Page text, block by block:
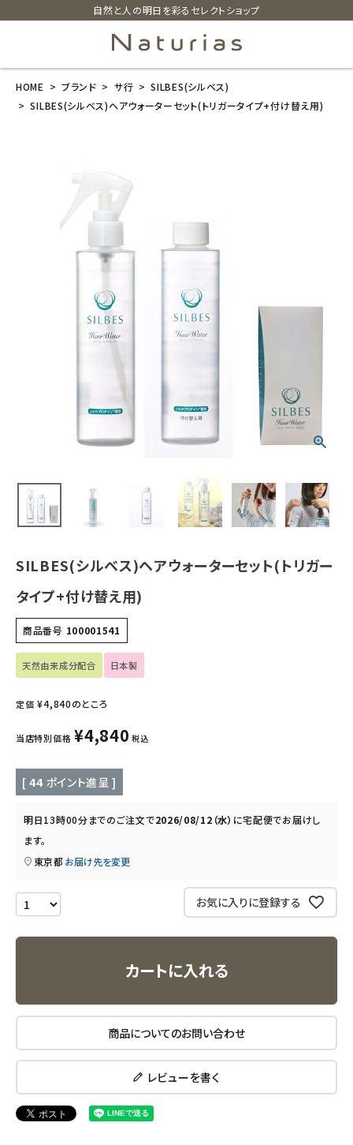
自然と人の明日を彩るセレクトショップ
search
SILBES(シルベ
美容・コスメ・香水
日用品雑貨
フェムケア
インナー・下着・ナイトウェア
フード・ドリンク
ブランド
オリジナルブランド
エコリュクス
アルマウィン
HOME ブランド サ行
SILBES(シルベス)
SILBES(シルベス)ヘアウォーターセット(トリガータイプ+付け替え用)
SILBES(シルベス)ヘアウォーターセット(トリガー
タイプ+付け替え用)
商品番号 100001541
天然由来成分配合 日本製
定価 ¥4,840のところ
当店特別価格 ¥4,840 税込
[ 44 ポイント進呈 ]
明日13時00分までのご注文で2026/08/12（水） に宅配便でお届けし
ます。
東京都 お届け先を変更
お気に入りに登録する
カートに入れる
商品についてのお問い合わせ
レビューを書く